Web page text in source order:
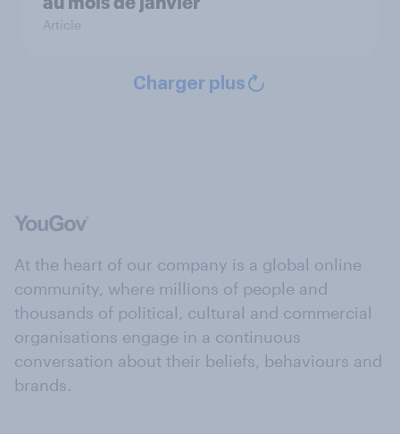
Article
Charger plus
At the heart of our company is a global online
community, where millions of people and
thousands of political, cultural and commercial
organisations engage in a continuous
conversation about their beliefs, behaviours and
brands.